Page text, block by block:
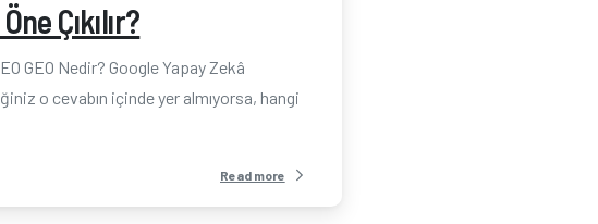
Çıkılır?
GEO Nedir? Google Yapay Zekâ
o cevabın içinde yer almıyorsa, hangi
Read more